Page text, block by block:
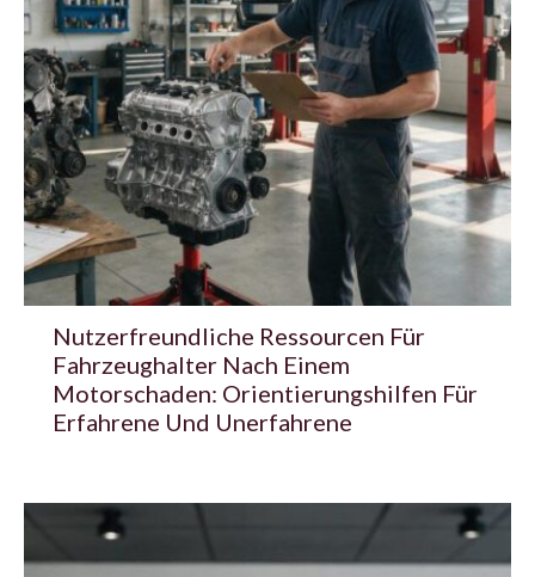
Nutzerfreundliche Ressourcen Für
Fahrzeughalter Nach Einem
Motorschaden: Orientierungshilfen Für
Erfahrene Und Unerfahrene